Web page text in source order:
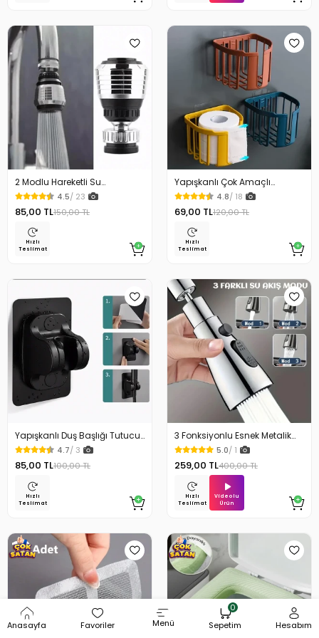
Anasayfa Favoriler Menü
0
Sepetim
Hesabım
2 Modlu Hareketli Su
Tasarruflu Musluk Kısa
4.5/ 23
85,00 TL150,00 TL
Hızlı
Teslimat
Yapışkanlı Çok Amaçlı
Tuvalet Kağıdı Tutucu
4.8/ 18
69,00 TL120,00 TL
Hızlı
Teslimat
Yapışkanlı Duş Başlığı Tutucu
Ayarlı Siyah
4.7/ 3
85,00 TL100,00 TL
Hızlı
Teslimat
3 Fonksiyonlu Esnek Metalik
Musluk Başlığı
5.0/ 1
259,00 TL400,00 TL
Hızlı
Teslimat
Videolu
Ürün